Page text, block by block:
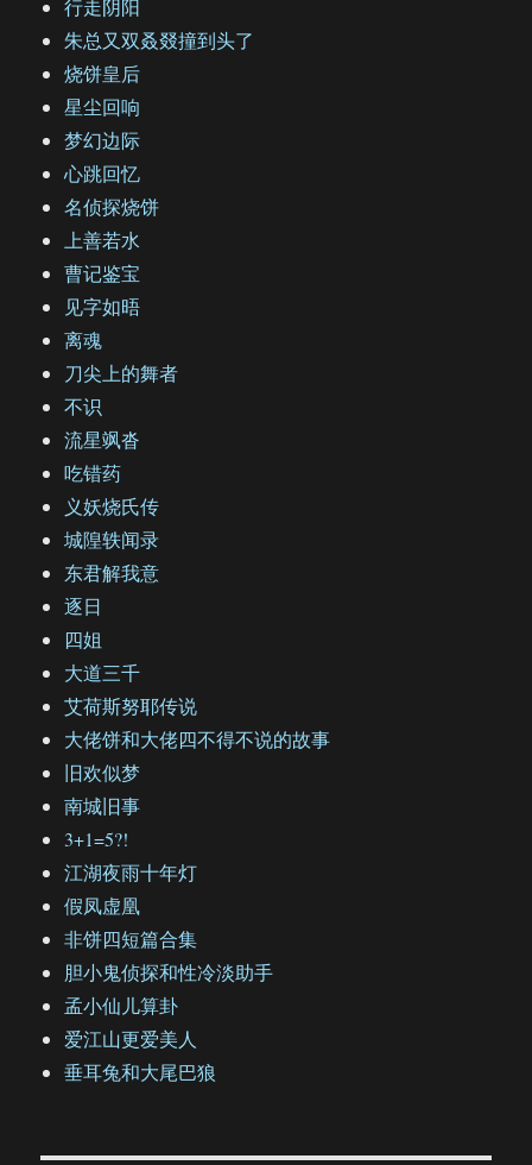
行走阴阳
朱总又双叒叕撞到头了
烧饼皇后
星尘回响
梦幻边际
心跳回忆
名侦探烧饼
上善若水
曹记鉴宝
见字如晤
离魂
刀尖上的舞者
不识
流星飒沓
吃错药
义妖烧氏传
城隍轶闻录
东君解我意
逐日
四姐
大道三千
艾荷斯努耶传说
大佬饼和大佬四不得不说的故事
旧欢似梦
南城旧事
3+1=5?!
江湖夜雨十年灯
假凤虚凰
非饼四短篇合集
胆小鬼侦探和性冷淡助手
孟小仙儿算卦
爱江山更爱美人
垂耳兔和大尾巴狼